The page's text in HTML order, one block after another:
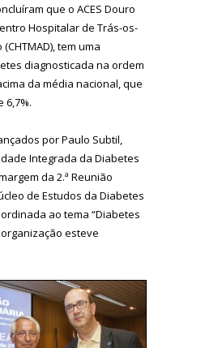
que o ACES Douro
Hospitalar de Trás-os-
tem uma
diagnosticada na ordem
da média nacional, que
6,7%.
por Paulo Subtil,
Integrada da Diabetes
da 2.ª Reunião
de Estudos da Diabetes
ao tema “Diabetes
esteve